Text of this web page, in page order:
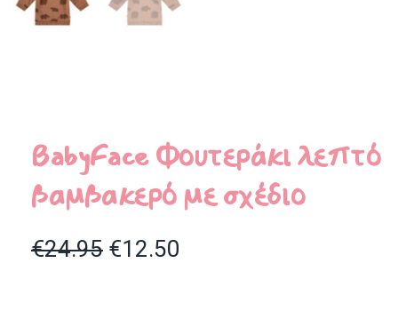
BabyFace Φουτεράκι λεπτό
βαμβακερό με σχέδιο
€24.95 €12.50